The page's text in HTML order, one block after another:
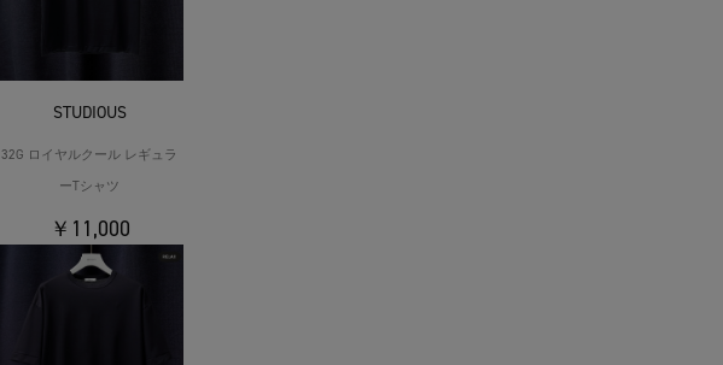
STUDIOUS
32G ロイヤルクール レギュラ
ーTシャツ
￥11,000